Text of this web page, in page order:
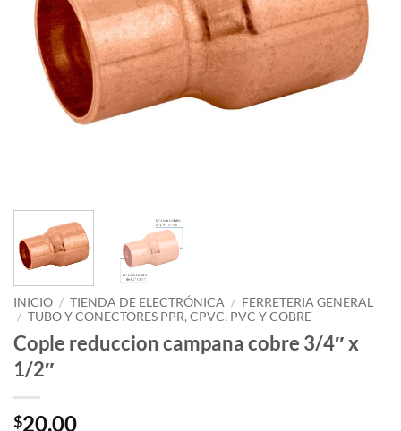
INICIO / TIENDA DE ELECTRÓNICA / FERRETERIA GENERAL
/ TUBO Y CONECTORES PPR, CPVC, PVC Y COBRE
Cople reduccion campana cobre 3/4″ x
1/2″
$20.00